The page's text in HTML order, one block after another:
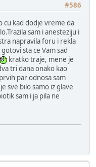
#586
cu kad dodje vreme da
sam i anesteziju i
napravila foru i rekla
sta ce Vam sad
kratko traje, mene je
tri dana onako kao
par odnosa sam
sve bilo samo iz glave
sam i ja pila ne